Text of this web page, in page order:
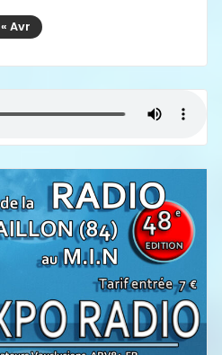
« Avr